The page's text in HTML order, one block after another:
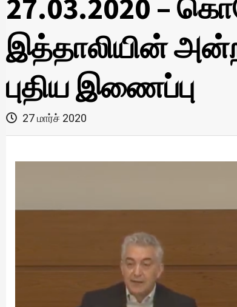
27.03.2020 –
இத்தாலியின்
புதிய இணைப்பு
27 மார்ச் 2020